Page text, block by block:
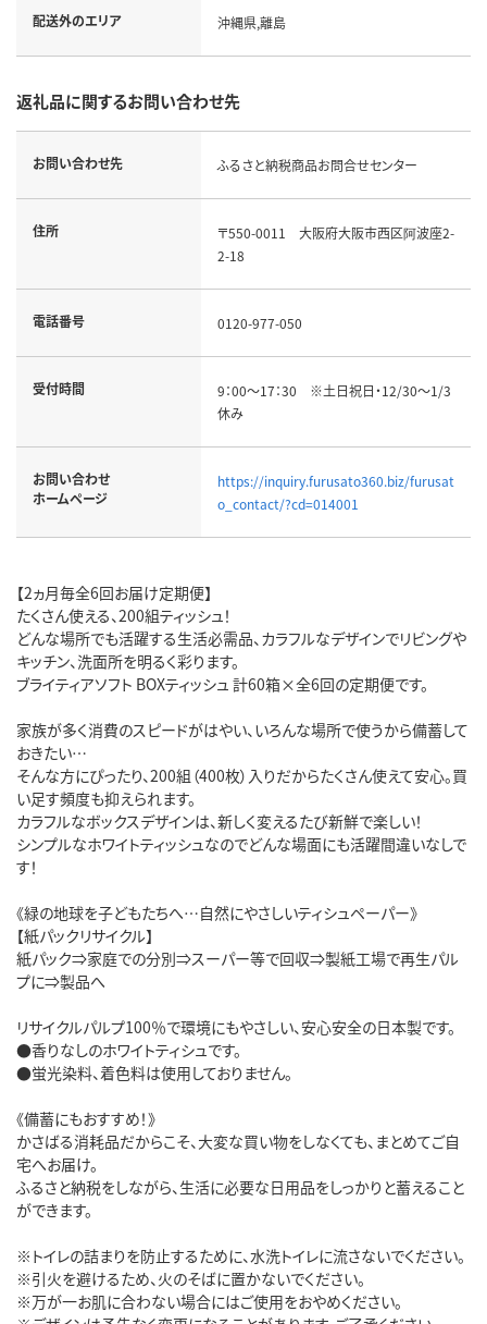
配送外のエリア 沖縄県,離島
返礼品に関するお問い合わせ先
お問い合わせ先 ふるさと納税商品お問合せセンター
住所
〒550-0011 大阪府大阪市西区阿波座2-
2-18
電話番号 0120-977-050
受付時間
9：00～17：30 ※土日祝日・12/30～1/3
休み
お問い合わせ
ホームページ
https://inquiry.furusato360.biz/furusat
o_contact/?cd=014001
【2ヵ月毎全6回お届け定期便】
たくさん使える、200組ティッシュ！
どんな場所でも活躍する生活必需品、カラフルなデザインでリビングや
キッチン、洗面所を明るく彩ります。
ブライティアソフト BOXティッシュ 計60箱×全6回の定期便です。
家族が多く消費のスピードがはやい、いろんな場所で使うから備蓄して
おきたい…
そんな方にぴったり、200組（400枚）入りだからたくさん使えて安心。買
い足す頻度も抑えられます。
カラフルなボックスデザインは、新しく変えるたび新鮮で楽しい！
シンプルなホワイトティッシュなのでどんな場面にも活躍間違いなしで
す！
《緑の地球を子どもたちへ…自然にやさしいティシュペーパー》
【紙パックリサイクル】
紙パック⇒家庭での分別⇒スーパー等で回収⇒製紙工場で再生パル
プに⇒製品へ
リサイクルパルプ100％で環境にもやさしい、安心安全の日本製です。
●香りなしのホワイトティシュです。
●蛍光染料、着色料は使用しておりません。
《備蓄にもおすすめ！》
かさばる消耗品だからこそ、大変な買い物をしなくても、まとめてご自
宅へお届け。
ふるさと納税をしながら、生活に必要な日用品をしっかりと蓄えること
ができます。
※トイレの詰まりを防止するために、水洗トイレに流さないでください。
※引火を避けるため、火のそばに置かないでください。
※万が一お肌に合わない場合にはご使用をおやめください。